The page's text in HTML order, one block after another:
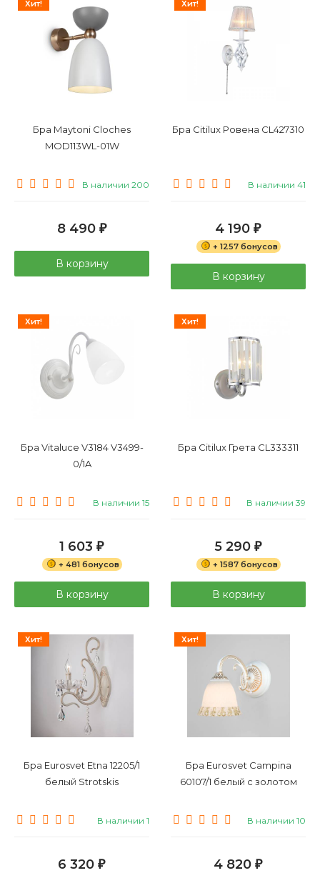
Хит!
Бра Maytoni Cloches
MOD113WL-01W
В наличии 200
8 490 ₽
В корзину
Хит!
Бра Citilux Ровена CL427310
В наличии 41
4 190 ₽
+ 1257 бонусов
В корзину
Хит!
Бра Vitaluce V3184 V3499-
0/1A
В наличии 15
1 603 ₽
+ 481 бонусов
В корзину
Хит!
Бра Citilux Грета CL333311
В наличии 39
5 290 ₽
+ 1587 бонусов
В корзину
Хит!
Бра Eurosvet Etna 12205/1
белый Strotskis
В наличии 1
6 320 ₽
Хит!
Бра Eurosvet Campina
60107/1 белый с золотом
В наличии 10
4 820 ₽